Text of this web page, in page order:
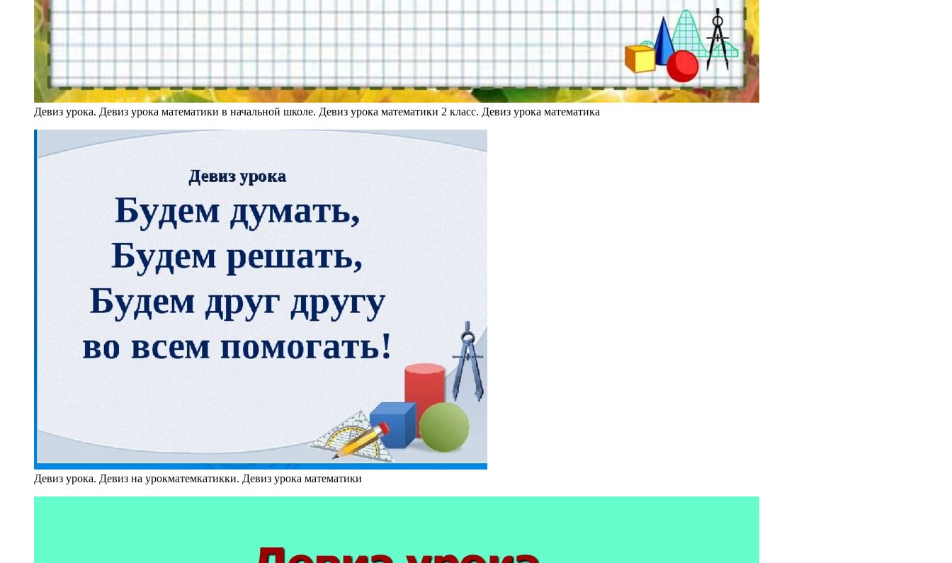
Девиз урока. Девиз урока математики в начальной школе. Девиз урока математики 2 класс. Девиз урока математика
Девиз урока. Девиз на урокматемкатикки. Девиз урока математики